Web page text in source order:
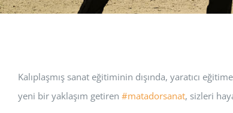
Kalıplaşmış sanat eğitiminin dışında, yaratıcı
yeni bir yaklaşım getiren #matadorsanat, sizleri